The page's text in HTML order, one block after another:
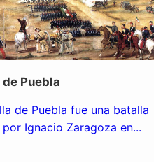
Puebla
de Puebla fue una batalla
Ignacio Zaragoza en...